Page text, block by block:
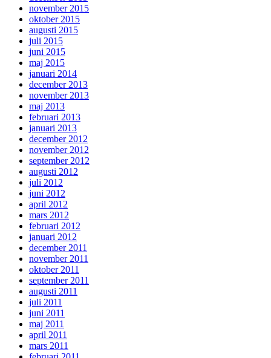
november 2015
oktober 2015
augusti 2015
juli 2015
juni 2015
maj 2015
januari 2014
december 2013
november 2013
maj 2013
februari 2013
januari 2013
december 2012
november 2012
september 2012
augusti 2012
juli 2012
juni 2012
april 2012
mars 2012
februari 2012
januari 2012
december 2011
november 2011
oktober 2011
september 2011
augusti 2011
juli 2011
juni 2011
maj 2011
april 2011
mars 2011